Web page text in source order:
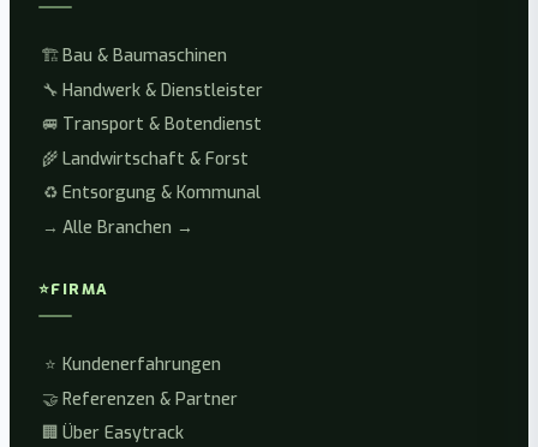
🏗️Bau & Baumaschinen
🔧 Handwerk & Dienstleister
🚐 Transport & Botendienst
🌾 Landwirtschaft & Forst
♻️ Entsorgung & Kommunal
→ Alle Branchen →
⭐FIRMA
⭐ Kundenerfahrungen
🤝 Referenzen & Partner
🏢 Über Easytrack